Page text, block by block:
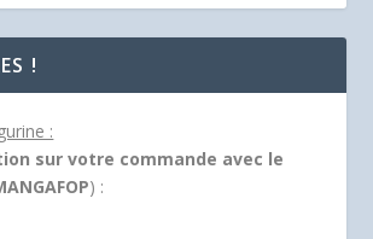
!
:
sur votre commande avec le
) :